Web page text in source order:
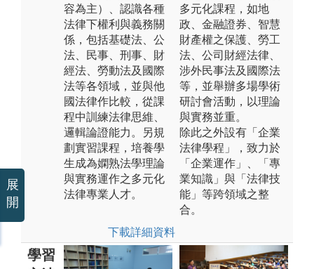
容為主）、認識各種
法律下權利與義務關
係，包括基礎法、公
法、民事、刑事、財
經法、勞動法及國際
法等各領域，並與他
國法律作比較，從課
程中訓練法律思維、
邏輯論證能力。另規
劃實習課程，培養學
生成為嫻熟法學理論
與實務運作之多元化
法律專業人才。
下載詳細資料
多元化課程，如地
政、金融證券、智慧
財產權之保護、勞工
法、公司財經法律、
涉外民事法及國際法
等，並舉辦多場學術
研討會活動，以理論
與實務並重。
除此之外設有「企業
法律學程」，致力於
「企業運作」、「專
業知識」與「法律技
能」等跨領域之整
合。
學習
展
開